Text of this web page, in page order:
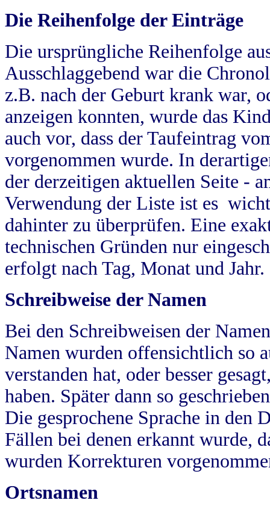
Die Reihenfolge der Einträge
Die ursprüngliche Reihenfolge
Ausschlaggebend war die
z.B. nach der Geburt krank war,
anzeigen konnten, wurde das
auch vor, dass der Taufeintrag
vorgenommen wurde. In
der derzeitigen aktuellen Seite -
Verwendung der Liste ist es
dahinter zu überprüfen. Eine
technischen Gründen nur
erfolgt nach Tag, Monat und Jahr.
Schreibweise der Namen
Bei den Schreibweisen der
Namen wurden offensichtlich so
verstanden hat, oder besser
haben. Später dann so
Die gesprochene Sprache in
Fällen bei denen erkannt wurde,
wurden Korrekturen
Ortsnamen